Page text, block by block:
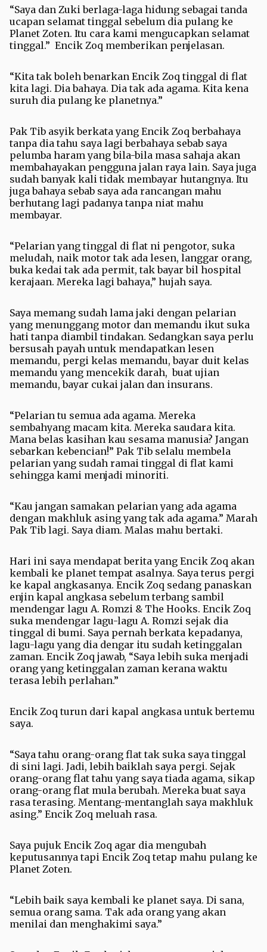
“Saya dan Zuki berlaga-laga hidung sebagai tanda
ucapan selamat tinggal sebelum dia pulang ke
Planet Zoten. Itu cara kami mengucapkan selamat
tinggal.” Encik Zoq memberikan penjelasan.
“Kita tak boleh benarkan Encik Zoq tinggal di flat
kita lagi. Dia bahaya. Dia tak ada agama. Kita kena
suruh dia pulang ke planetnya.”
Pak Tib asyik berkata yang Encik Zoq berbahaya
tanpa dia tahu saya lagi berbahaya sebab saya
pelumba haram yang bila-bila masa sahaja akan
membahayakan pengguna jalan raya lain. Saya juga
sudah banyak kali tidak membayar hutangnya. Itu
juga bahaya sebab saya ada rancangan mahu
berhutang lagi padanya tanpa niat mahu
membayar.
“Pelarian yang tinggal di flat ni pengotor, suka
meludah, naik motor tak ada lesen, langgar orang,
buka kedai tak ada permit, tak bayar bil hospital
kerajaan. Mereka lagi bahaya,” hujah saya.
Saya memang sudah lama jaki dengan pelarian
yang menunggang motor dan memandu ikut suka
hati tanpa diambil tindakan. Sedangkan saya perlu
bersusah payah untuk mendapatkan lesen
memandu, pergi kelas memandu, bayar duit kelas
memandu yang mencekik darah, buat ujian
memandu, bayar cukai jalan dan insurans.
“Pelarian tu semua ada agama. Mereka
sembahyang macam kita. Mereka saudara kita.
Mana belas kasihan kau sesama manusia? Jangan
sebarkan kebencian!” Pak Tib selalu membela
pelarian yang sudah ramai tinggal di flat kami
sehingga kami menjadi minoriti.
“Kau jangan samakan pelarian yang ada agama
dengan makhluk asing yang tak ada agama.” Marah
Pak Tib lagi. Saya diam. Malas mahu bertaki.
Hari ini saya mendapat berita yang Encik Zoq akan
kembali ke planet tempat asalnya. Saya terus pergi
ke kapal angkasanya. Encik Zoq sedang panaskan
enjin kapal angkasa sebelum terbang sambil
mendengar lagu A. Romzi & The Hooks. Encik Zoq
suka mendengar lagu-lagu A. Romzi sejak dia
tinggal di bumi. Saya pernah berkata kepadanya,
lagu-lagu yang dia dengar itu sudah ketinggalan
zaman. Encik Zoq jawab, “Saya lebih suka menjadi
orang yang ketinggalan zaman kerana waktu
terasa lebih perlahan.”
Encik Zoq turun dari kapal angkasa untuk bertemu
saya.
“Saya tahu orang-orang flat tak suka saya tinggal
di sini lagi. Jadi, lebih baiklah saya pergi. Sejak
orang-orang flat tahu yang saya tiada agama, sikap
orang-orang flat mula berubah. Mereka buat saya
rasa terasing. Mentang-mentanglah saya makhluk
asing.” Encik Zoq meluah rasa.
Saya pujuk Encik Zoq agar dia mengubah
keputusannya tapi Encik Zoq tetap mahu pulang ke
Planet Zoten.
“Lebih baik saya kembali ke planet saya. Di sana,
semua orang sama. Tak ada orang yang akan
menilai dan menghakimi saya.”